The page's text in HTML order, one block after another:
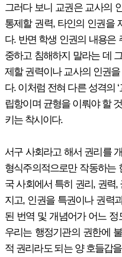
그러다 보니 교권은 교사의
통제할 권력, 타인의 인권을
다. 반면 학생 인권의 내용은
중하고 침해하지 말라는 데
제할 권력이나 교사의 인권
다. 이처럼 전혀 다른 성격의 ‘
립항이며 균형을 이뤄야 할
키는 착시이다.
서구 사회라고 해서 권리를
형식주의적으로만 작동하는
국 사회에서 특히 권리, 권력
지고, 인권을 특권이나 권력
된 번역 및 개념어가 어느
우리는 행정기관의 권한에
적 권리라도 되는 양 호들갑